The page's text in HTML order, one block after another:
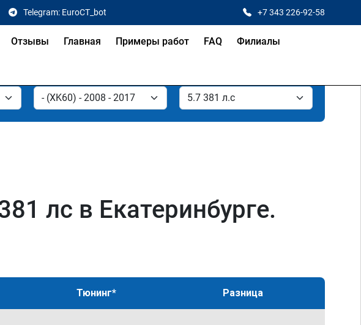
Telegram: EuroCT_bot +7 343 226-92-58
Отзывы Главная Примеры работ FAQ Филиалы
лс в Екатеринбурге.
Тюнинг* Разница